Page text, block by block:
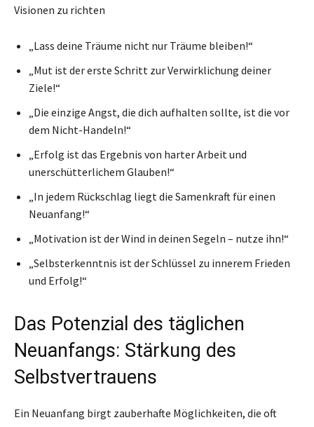
Visionen zu richten
„Lass deine Träume nicht nur Träume bleiben!“
„Mut ist der erste Schritt zur Verwirklichung deiner
Ziele!“
„Die einzige Angst, die dich aufhalten sollte, ist die vor
dem Nicht-Handeln!“
„Erfolg ist das Ergebnis von harter Arbeit und
unerschütterlichem Glauben!“
„In jedem Rückschlag liegt die Samenkraft für einen
Neuanfang!“
„Motivation ist der Wind in deinen Segeln – nutze ihn!“
„Selbsterkenntnis ist der Schlüssel zu innerem Frieden
und Erfolg!“
Das Potenzial des täglichen
Neuanfangs: Stärkung des
Selbstvertrauens
Ein Neuanfang birgt zauberhafte Möglichkeiten, die oft